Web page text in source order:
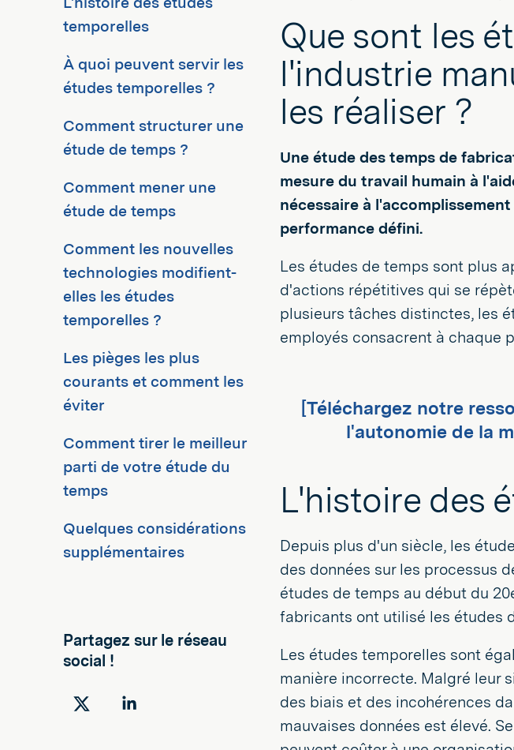
temporelles
À quoi peuvent servir les
études temporelles ?
Comment structurer une
étude de temps ?
Comment mener une
étude de temps
Comment les nouvelles
technologies modifient-
elles les études
temporelles ?
Les pièges les plus
courants et comment les
éviter
Comment tirer le meilleur
parti de votre étude du
temps
Quelques considérations
supplémentaires
Partagez sur le réseau
social !
PartagerPartager
Que sont les
l'industrie
les réaliser ?
Une étude des temps de
mesure du travail humain à
nécessaire à
performance défini.
Les études de temps sont plus
d'actions répétitives qui se
plusieurs tâches distinctes, les
employés consacrent à chaque
[Téléchargez notre
l'autonomie de la
L'histoire des
Depuis plus d'un siècle, les
des données sur les processus
études de temps au début du
fabricants ont utilisé les études
Les études temporelles sont
manière incorrecte. Malgré leur
des biais et des incohérences
mauvaises données est élevé.